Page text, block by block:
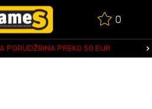
0
PORUDŽBINA PREKO 50 EUR